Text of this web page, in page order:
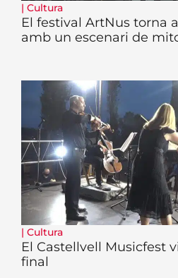
| Cultura
El festival ArtNus torna
amb un escenari de
| Cultura
El Castellvell Musicfest
final